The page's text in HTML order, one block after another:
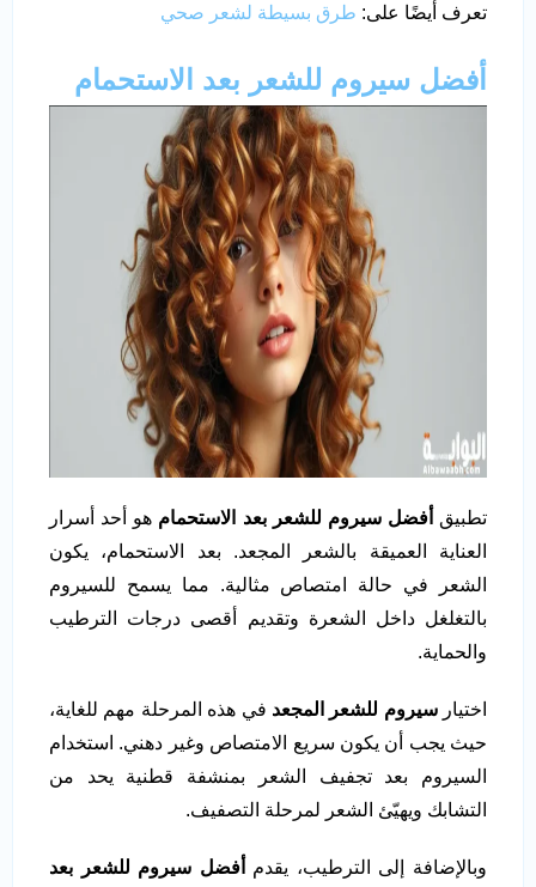
تعرف أيضًا على: طرق بسيطة لشعر صحي
أفضل سيروم للشعر بعد الاستحمام
تطبيق أفضل سيروم للشعر بعد الاستحمام هو أحد أسرار
العناية العميقة بالشعر المجعد. بعد الاستحمام، يكون
الشعر في حالة امتصاص مثالية. مما يسمح للسيروم
بالتغلغل داخل الشعرة وتقديم أقصى درجات الترطيب
والحماية.
اختيارسيروم للشعر المجعد في هذه المرحلة مهم للغاية،
حيث يجب أن يكون سريع الامتصاص وغير دهني. استخدام
السيروم بعد تجفيف الشعر بمنشفة قطنية يحد من
التشابك ويهيّئ الشعر لمرحلة التصفيف.
وبالإضافة إلى الترطيب، يقدم
أفضل سيروم للشعر بعد